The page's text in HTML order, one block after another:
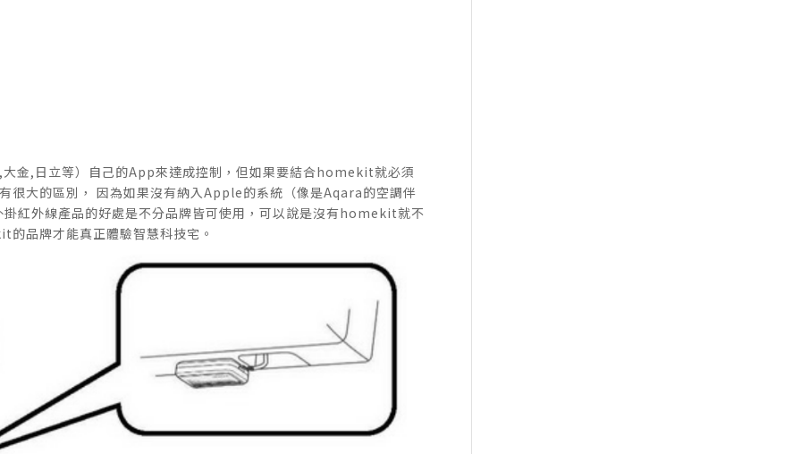
金,日立等）自己的App來達成控制，但如果要結合homekit就必須
大的區別， 因為如果沒有納入Apple的系統（像是Aqara的空調伴
紅外線產品的好處是不分品牌皆可使用，可以說是沒有homekit就不
品牌才能真正體驗智慧科技宅。